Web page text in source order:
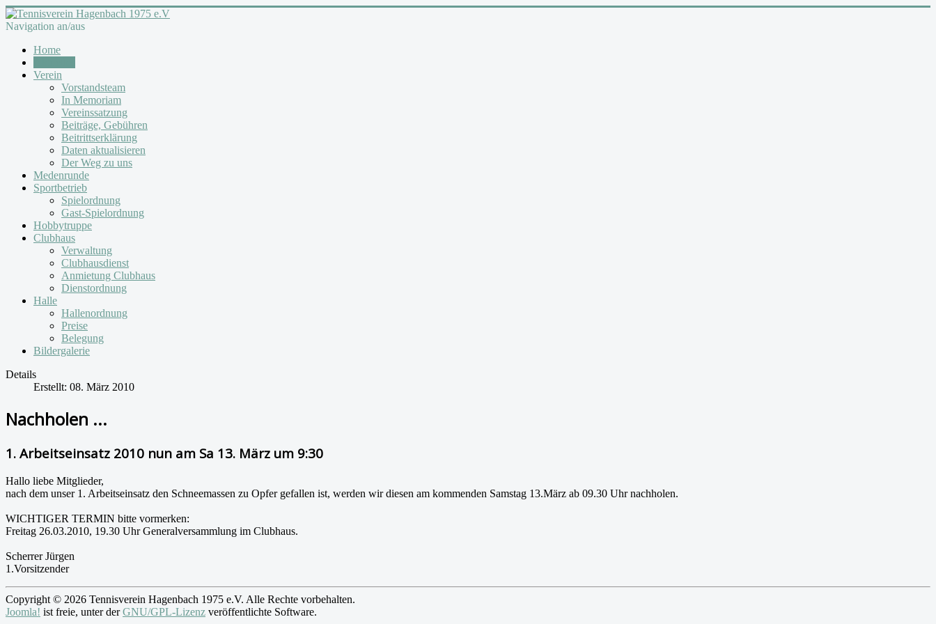
Navigation an/aus
Home
Verein
Vorstandsteam
In Memoriam
Vereinssatzung
Beiträge, Gebühren
Beitrittserklärung
Daten aktualisieren
Der Weg zu uns
Medenrunde
Sportbetrieb
Spielordnung
Gast-Spielordnung
Hobbytruppe
Clubhaus
Verwaltung
Clubhausdienst
Anmietung Clubhaus
Dienstordnung
Halle
Hallenordnung
Preise
Belegung
Bildergalerie
Details
Erstellt: 08. März 2010
Nachholen ...
1. Arbeitseinsatz 2010 nun am Sa 13. März um 9:30
Hallo liebe Mitglieder,
nach dem unser 1. Arbeitseinsatz den Schneemassen zu Opfer gefallen ist, werden wir diesen am kommenden Samstag 13.März ab 09.30 Uhr nachholen.
WICHTIGER TERMIN bitte vormerken:
Freitag 26.03.2010, 19.30 Uhr Generalversammlung im Clubhaus.
Scherrer Jürgen
1.Vorsitzender
Copyright © 2026 Tennisverein Hagenbach 1975 e.V. Alle Rechte vorbehalten.
Joomla! ist freie, unter derGNU/GPL-Lizenz veröffentlichte Software.